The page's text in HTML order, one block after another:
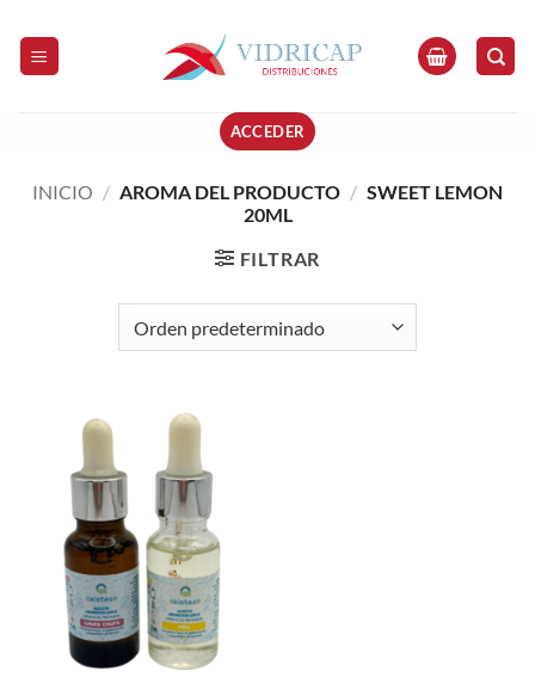
contenido
ACCEDER
INICIO / AROMA DEL PRODUCTO / SWEET LEMON
20ML
FILTRAR